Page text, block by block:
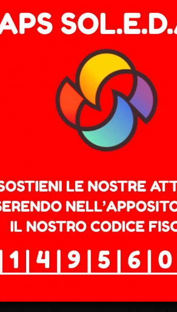
assistendo a un’accelerazione
anche di quei vincoli morali
del Venezuela su una scala
a livello politico e mediatico.
Venerdì, parlò di “scorta
partite dal Venezuela,
raccontate e valutate per
e su quello istituzionale.
della società – fra gli studenti, i
stata colta e combattuta. Dai
il genocidio, abbiamo molte
dirigenti non intendo solo quelle
fallito delle guerre, delle
In che modi, secondo te,
di diventare un gesto
e senso avranno – di scelte
sono stati atti simbolici, non